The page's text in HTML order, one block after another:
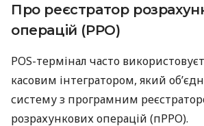
Про реєстратор
операцій (РРО)
POS-термінал часто
касовим інтегратором, який
систему з програмним
розрахункових операцій (пРРО).